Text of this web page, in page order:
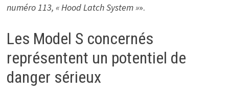
numéro 113, « Hood Latch System »».
Les Model S concernés
représentent un potentiel de
danger sérieux